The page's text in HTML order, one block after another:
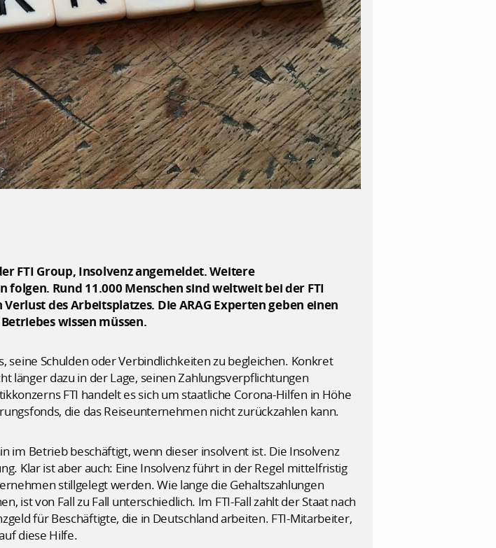
FTI Group, Insolvenz angemeldet. Weitere
Rund 11.000 Menschen sind weltweit bei der FTI
des Arbeitsplatzes. Die ARAG Experten geben einen
wissen müssen.
Schulden oder Verbindlichkeiten zu begleichen. Konkret
länger dazu in der Lage, seinen Zahlungsverpflichtungen
FTI handelt es sich um staatliche Corona-Hilfen in Höhe
die das Reiseunternehmen nicht zurückzahlen kann.
im Betrieb beschäftigt, wenn dieser insolvent ist. Die Insolvenz
Klar ist aber auch: Eine Insolvenz führt in der Regel mittelfristig
stillgelegt werden. Wie lange die Gehaltszahlungen
von Fall zu Fall unterschiedlich. Im FTI-Fall zahlt der Staat nach
für Beschäftigte, die in Deutschland arbeiten. FTI-Mitarbeiter,
diese Hilfe.